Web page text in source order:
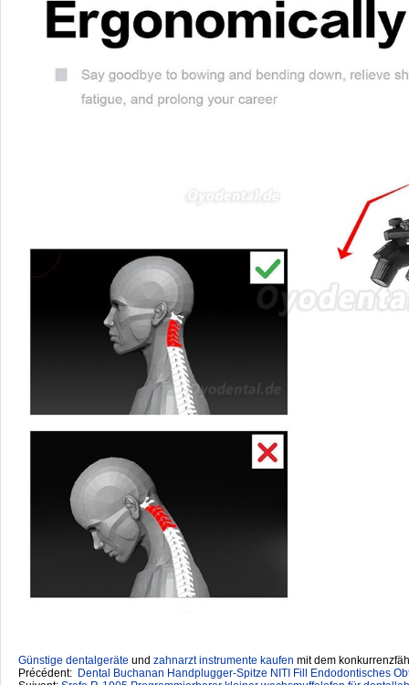
Günstige dentalgeräte ‎ und zahnarzt instrumente kaufen mit dem
Précédent: Dental Buchanan Handplugger-Spitze NITI Fill Endodontisches